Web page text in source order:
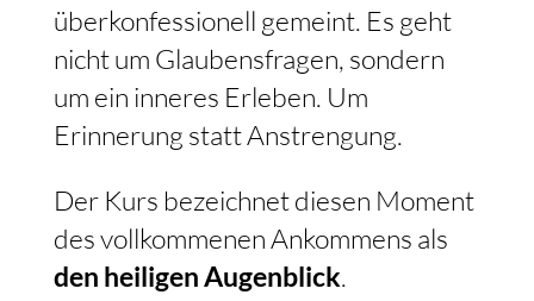
überkonfessionell gemeint. Es geht
nicht um Glaubensfragen, sondern
um ein inneres Erleben. Um
Erinnerung statt Anstrengung.
Der Kurs bezeichnet diesen Moment
des vollkommenen Ankommens als
den heiligen Augenblick